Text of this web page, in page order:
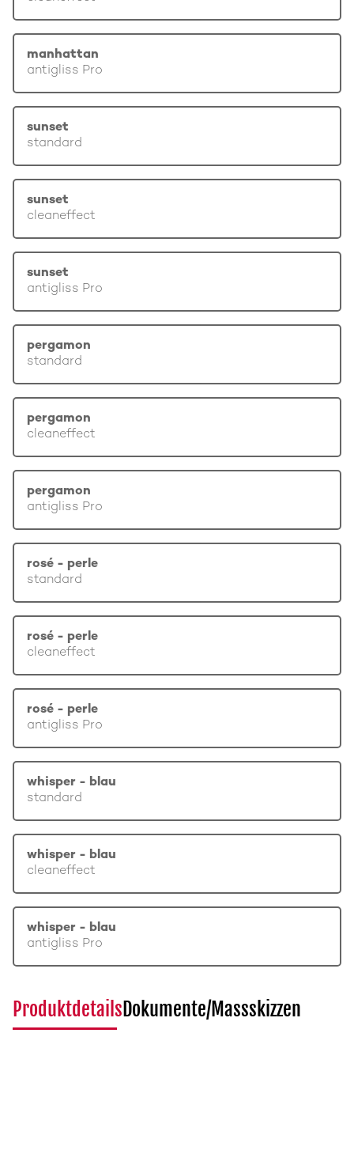
manhattan
antigliss Pro
sunset
standard
sunset
cleaneffect
sunset
antigliss Pro
pergamon
standard
pergamon
cleaneffect
pergamon
antigliss Pro
rosé - perle
standard
rosé - perle
cleaneffect
rosé - perle
antigliss Pro
whisper - blau
standard
whisper - blau
cleaneffect
whisper - blau
antigliss Pro
ProduktdetailsDokumente/Massskizzen